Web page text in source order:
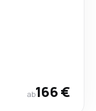
ab166 €